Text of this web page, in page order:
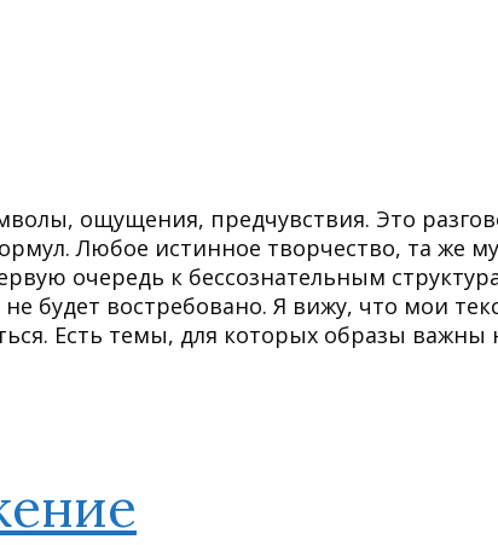
ощущения, предчувствия. Это
Любое истинное творчество, та же
очередь к бессознательным
будет востребовано. Я вижу, что мои
Есть темы, для которых образы важны